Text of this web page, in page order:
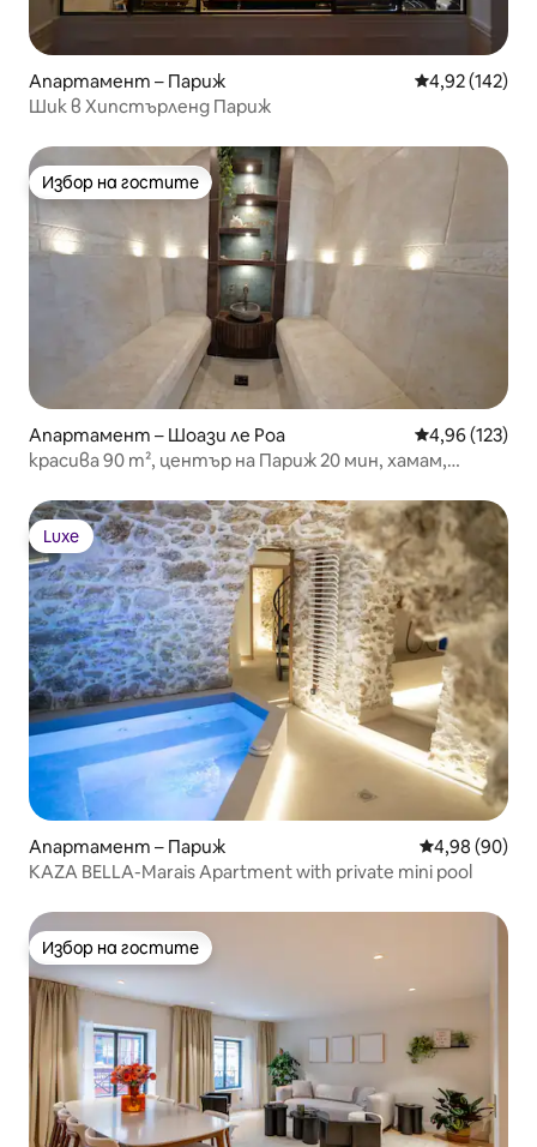
Апартамент – Париж Средна
4,92 (142)
Шик в Хипстърленд Париж
Избор на гостите
Избор на гостите
Апартамент – Шоази ле Роа Средна
4,96 (123)
красива 90 m², център на Париж 20 мин, хамам,
Luxe
Luxe
Апартамент – Париж Средна
4,98 (90)
KAZA BELLA-Marais Apartment with private mini pool
Избор на гостите
Избор на гостите